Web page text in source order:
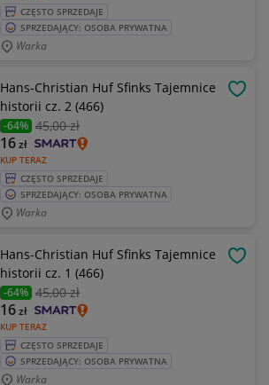
CZĘSTO SPRZEDAJE
SPRZEDAJĄCY: OSOBA PRYWATNA
Warka
Hans-Christian Huf Sfinks Tajemnice
historii cz. 2 (466)
-64% 45,00 zł
KUP TERAZ
16zł
CZĘSTO SPRZEDAJE
SPRZEDAJĄCY: OSOBA PRYWATNA
Warka
Hans-Christian Huf Sfinks Tajemnice
historii cz. 1 (466)
-64% 45,00 zł
KUP TERAZ
16zł
CZĘSTO SPRZEDAJE
SPRZEDAJĄCY: OSOBA PRYWATNA
Warka